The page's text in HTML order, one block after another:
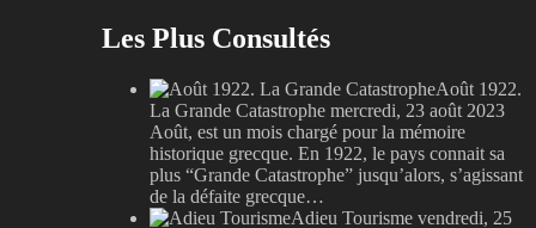
Les Plus Consultés
Août 1922.
La Grande Catastrophe mercredi, 23 août 2023
Août, est un mois chargé pour la mémoire
historique grecque. En 1922, le pays connait sa
plus “Grande Catastrophe” jusqu’alors, s’agissant
de la défaite grecque…
Adieu Tourisme vendredi, 25